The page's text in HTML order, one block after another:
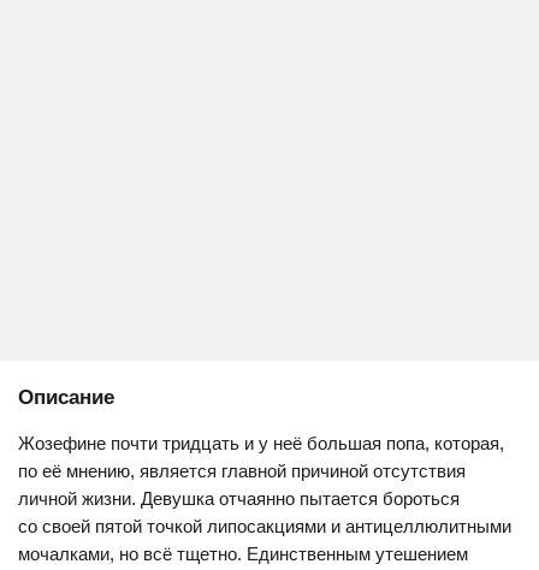
Описание
Жозефине почти тридцать и у неё большая попа, которая,
по её мнению, является главной причиной отсутствия
личной жизни. Девушка отчаянно пытается бороться
со своей пятой точкой липосакциями и антицеллюлитными
мочалками, но всё тщетно. Единственным утешением